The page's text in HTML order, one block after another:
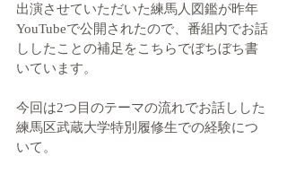
出演させていただいた練馬人図鑑が昨年
YouTubeで公開されたので、番組内でお話
ししたことの補足をこちらでぼちぼち書
いています。
今回は2つ目のテーマの流れでお話しした
練馬区武蔵大学特別履修生での経験につ
いて。